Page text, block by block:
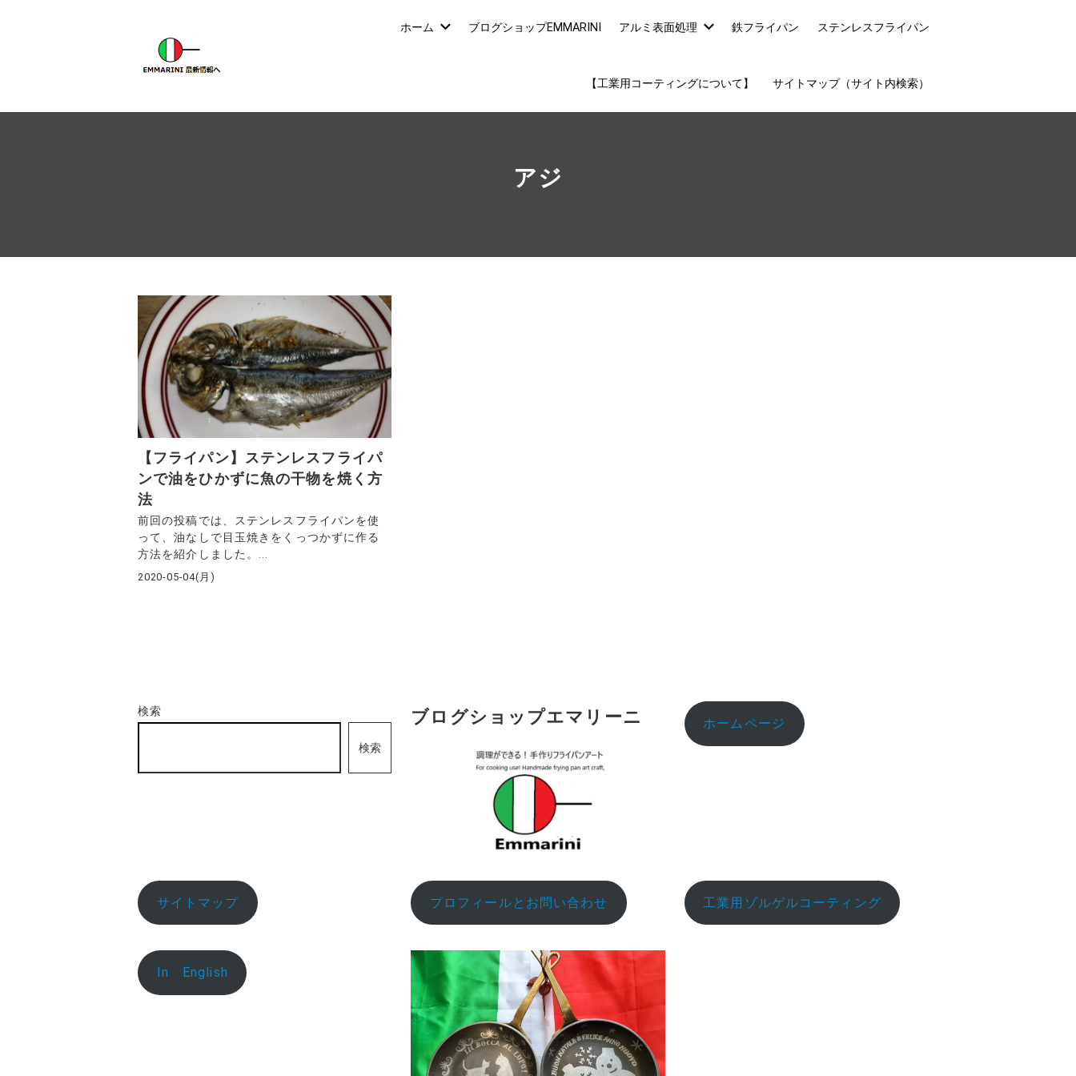
ホーム ブログショップEMMARINI アルミ表面処理 鉄フライパン ステンレスフライパン
【工業用コーティングについて】 サイトマップ（サイト内検索）
アジ
【フライパン】ステンレスフライパ
ンで油をひかずに魚の干物を焼く方
法
前回の投稿では、ステンレスフライパンを使
って、油なしで目玉焼きをくっつかずに作る
方法を紹介しました。...
2020-05-04(月)
検索
検索
ブログショップエマリーニ ホームページ
サイトマップ プロフィールとお問い合わせ 工業用ゾルゲルコーティング
In English